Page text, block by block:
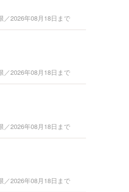
／2026年08月18日まで
／2026年08月18日まで
／2026年08月18日まで
／2026年08月18日まで